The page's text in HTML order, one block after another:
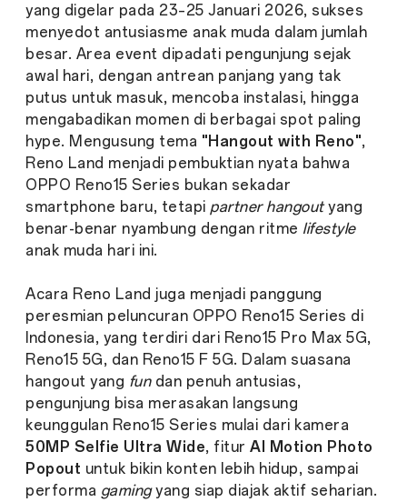
yang digelar pada 23–25 Januari 2026, sukses
menyedot antusiasme anak muda dalam jumlah
besar. Area event dipadati pengunjung sejak
awal hari, dengan antrean panjang yang tak
putus untuk masuk, mencoba instalasi, hingga
mengabadikan momen di berbagai spot paling
hype. Mengusung tema "Hangout with Reno",
Reno Land menjadi pembuktian nyata bahwa
OPPO Reno15 Series bukan sekadar
smartphone baru, tetapi partner hangoutyang
benar-benar nyambung dengan ritme lifestyle
anak muda hari ini.
Acara Reno Land juga menjadi panggung
peresmian peluncuran OPPO Reno15 Series di
Indonesia, yang terdiri dari Reno15 Pro Max 5G,
Reno15 5G, dan Reno15 F 5G. Dalam suasana
hangout yang fun dan penuh antusias,
pengunjung bisa merasakan langsung
keunggulan Reno15 Series mulai dari kamera
50MP Selfie Ultra Wide, fitur AI Motion Photo
Popout untuk bikin konten lebih hidup, sampai
performa gamingyang siap diajak aktif seharian.